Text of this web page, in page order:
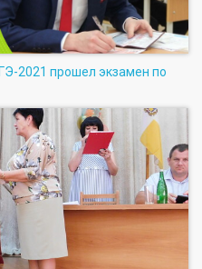
2021 прошел экзамен по